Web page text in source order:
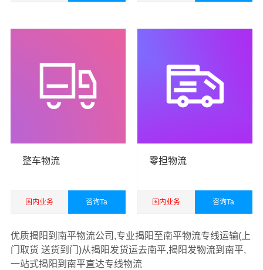
平物流的优质平台，始终致力于为客户提供优质高效的揭
阳到南平物流公司,揭阳物流到南平,揭阳至南平物流专线运
输服务。
乐意为您解决物流相关问题。当然，还有很多优秀的
多咨询，找到合适您的物流服务商。
（上门取货 送货到门）从揭阳发货运去南平、揭阳发物流
到南平，一站式揭阳到南平直达专线物流
整车物流
国内业务 咨询Ta
零担物流
国内业务 咨询Ta
优质揭阳到南平物流公司,专业揭阳至南平物流专线运输(上
门取货 送货到门)从揭阳发货运去南平,揭阳发物流到南平,
一站式揭阳到南平直达专线物流